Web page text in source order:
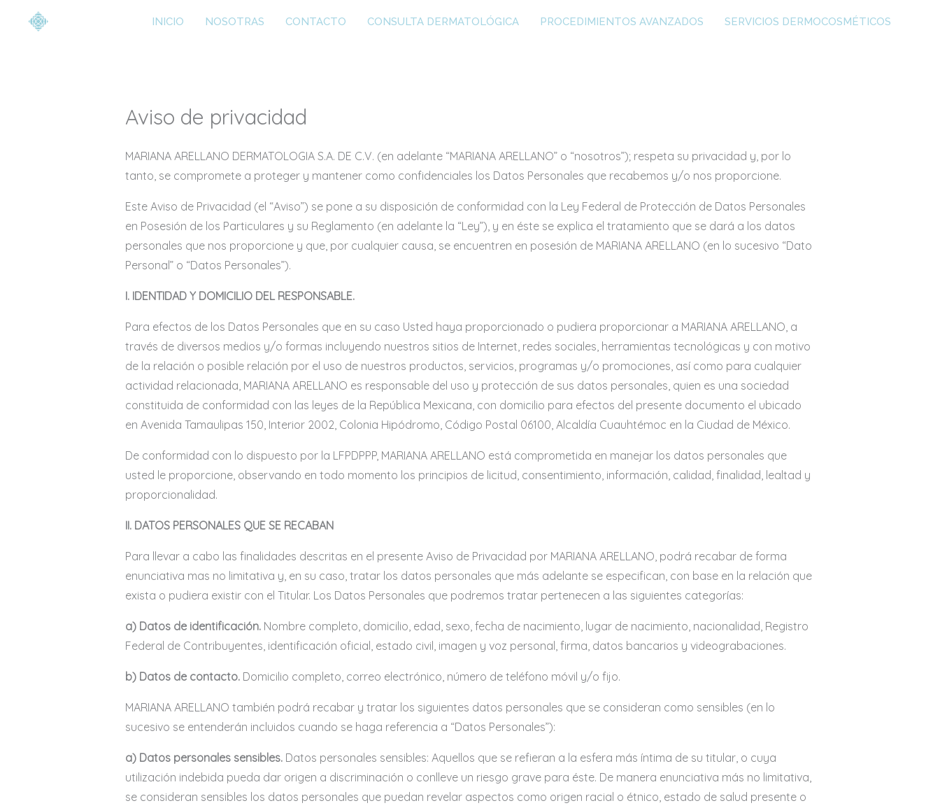
INICIO NOSOTRAS CONTACTO CONSULTA DERMATOLÓGICA PROCEDIMIENTOS AVANZADOS SERVICIOS DERMOCOSMÉTICOS
Aviso de privacidad
MARIANA ARELLANO DERMATOLOGIA S.A. DE C.V. (en adelante “MARIANA ARELLANO” o “nosotros”); respeta su privacidad y, por lo
tanto, se compromete a proteger y mantener como confidenciales los Datos Personales que recabemos y/o nos proporcione.
Este Aviso de Privacidad (el “Aviso”) se pone a su disposición de conformidad con la Ley Federal de Protección de Datos Personales
en Posesión de los Particulares y su Reglamento (en adelante la “Ley”), y en éste se explica el tratamiento que se dará a los datos
personales que nos proporcione y que, por cualquier causa, se encuentren en posesión de MARIANA ARELLANO (en lo sucesivo “Dato
Personal” o “Datos Personales”).
I. IDENTIDAD Y DOMICILIO DEL RESPONSABLE.
Para efectos de los Datos Personales que en su caso Usted haya proporcionado o pudiera proporcionar a MARIANA ARELLANO, a
través de diversos medios y/o formas incluyendo nuestros sitios de Internet, redes sociales, herramientas tecnológicas y con motivo
de la relación o posible relación por el uso de nuestros productos, servicios, programas y/o promociones, así como para cualquier
actividad relacionada, MARIANA ARELLANO es responsable del uso y protección de sus datos personales, quien es una sociedad
constituida de conformidad con las leyes de la República Mexicana, con domicilio para efectos del presente documento el ubicado
en Avenida Tamaulipas 150, Interior 2002, Colonia Hipódromo, Código Postal 06100, Alcaldía Cuauhtémoc en la Ciudad de México.
De conformidad con lo dispuesto por la LFPDPPP, MARIANA ARELLANO está comprometida en manejar los datos personales que
usted le proporcione, observando en todo momento los principios de licitud, consentimiento, información, calidad, finalidad, lealtad y
proporcionalidad.
II. DATOS PERSONALES QUE SE RECABAN
Para llevar a cabo las finalidades descritas en el presente Aviso de Privacidad por MARIANA ARELLANO, podrá recabar de forma
enunciativa mas no limitativa y, en su caso, tratar los datos personales que más adelante se especifican, con base en la relación que
exista o pudiera existir con el Titular. Los Datos Personales que podremos tratar pertenecen a las siguientes categorías:
a) Datos de identificación.Nombre completo, domicilio, edad, sexo, fecha de nacimiento, lugar de nacimiento, nacionalidad, Registro
Federal de Contribuyentes, identificación oficial, estado civil, imagen y voz personal, firma, datos bancarios y videograbaciones.
b) Datos de contacto.Domicilio completo, correo electrónico, número de teléfono móvil y/o fijo.
MARIANA ARELLANO también podrá recabar y tratar los siguientes datos personales que se consideran como sensibles (en lo
sucesivo se entenderán incluidos cuando se haga referencia a “Datos Personales”):
a) Datos personales sensibles.Datos personales sensibles: Aquellos que se refieran a la esfera más íntima de su titular, o cuya
utilización indebida pueda dar origen a discriminación o conlleve un riesgo grave para éste. De manera enunciativa más no limitativa,
se consideran sensibles los datos personales que puedan revelar aspectos como origen racial o étnico, estado de salud presente o